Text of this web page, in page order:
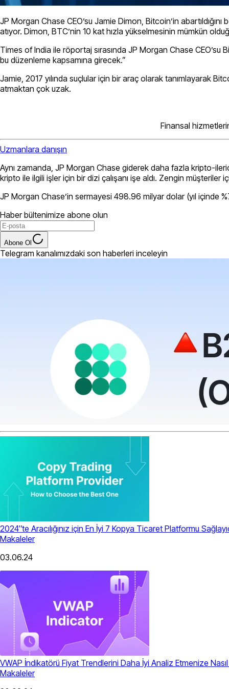
JP Morgan Chase CEO’su Jamie Dimon, Bitcoin’in
atıyor. Dimon, BTC’nin 10 kat hızla yükselmesinin mümkün
Times of India ile röportaj sırasında JP Morgan Chase CEO’su
bu düzenleme kapsamına girecek.”
Jamie, 2017 yılında suçlular için bir araç olarak tanımlayarak
atmaktan çok uzak.
Finansal
Uzmanlara danışın
Aynı zamanda, JP Morgan Chase giderek daha fazla kripto-
kripto ile ilgili işler için bir dizi çalışanı işe aldı. Zengin müşteriler
JP Morgan Chase’in sermayesi 498.96 milyar dolar (yıl içinde
Haber bültenimize abone olun
Abone Ol
Telegram kanalımızdaki son haberleri inceleyin
2024″te Aracılığınız için En İyi 7 Kopya Ticaret Platformu
Makaleler
03.06.24
VWAP İndikatörü Fiyat Trendlerini Daha İyi Analiz Etmenize Nasıl
Makaleler